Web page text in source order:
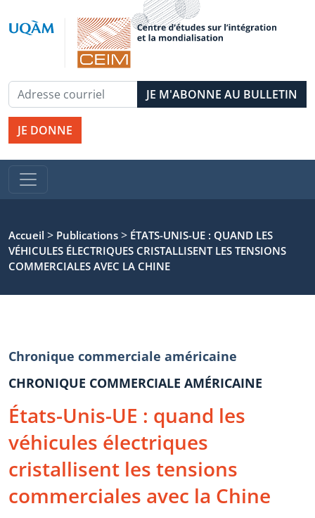
JE DONNE
Accueil > Publications > ÉTATS-UNIS-UE : QUAND LES
VÉHICULES ÉLECTRIQUES CRISTALLISENT LES TENSIONS
COMMERCIALES AVEC LA CHINE
Chronique commerciale américaine
CHRONIQUE COMMERCIALE AMÉRICAINE
États-Unis-UE : quand les
véhicules électriques
cristallisent les tensions
commerciales avec la Chine